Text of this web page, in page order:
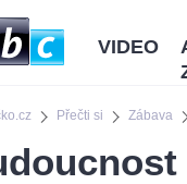
Přečti si Zábava
VIDEO